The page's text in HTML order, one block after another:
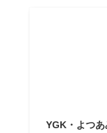
YGK・よつ